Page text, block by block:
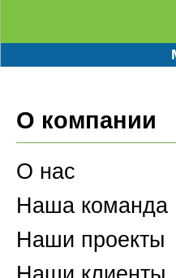
О компании
О нас
Наша команда
Наши проекты